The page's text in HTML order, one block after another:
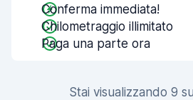
Conferma immediata!
Chilometraggio illimitato
Paga una parte ora
Stai visualizzando 9